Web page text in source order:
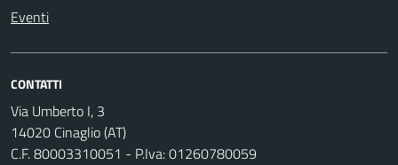
Eventi
CONTATTI
Via Umberto I, 3
14020 Cinaglio (AT)
C.F. 80003310051 - P.Iva: 01260780059